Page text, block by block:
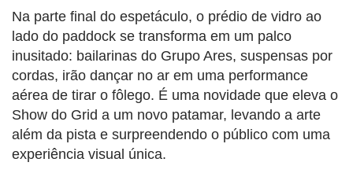
Na parte final do espetáculo, o prédio de vidro ao
lado do paddock se transforma em um palco
inusitado: bailarinas do Grupo Ares, suspensas por
cordas, irão dançar no ar em uma performance
aérea de tirar o fôlego. É uma novidade que eleva o
Show do Grid a um novo patamar, levando a arte
além da pista e surpreendendo o público com uma
experiência visual única.